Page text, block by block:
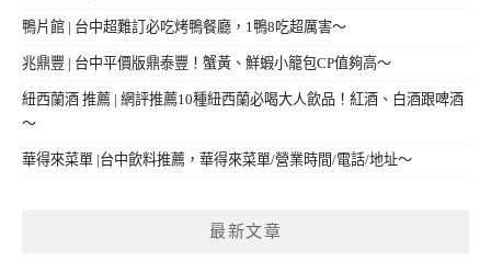
鴨片館 | 台中超難訂必吃烤鴨餐廳，1鴨8吃超厲害～
兆鼎豐 | 台中平價版鼎泰豐！蟹黃、鮮蝦小籠包CP值夠高～
紐西蘭酒 推薦 | 網評推薦10種紐西蘭必喝大人飲品！紅酒、白酒跟啤酒
～
華得來菜單 |台中飲料推薦，華得來菜單/營業時間/電話/地址～
最新文章